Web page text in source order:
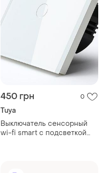
450 грн 0
Tuya
Выключатель сенсорный
wi-fi smart с подсветкой